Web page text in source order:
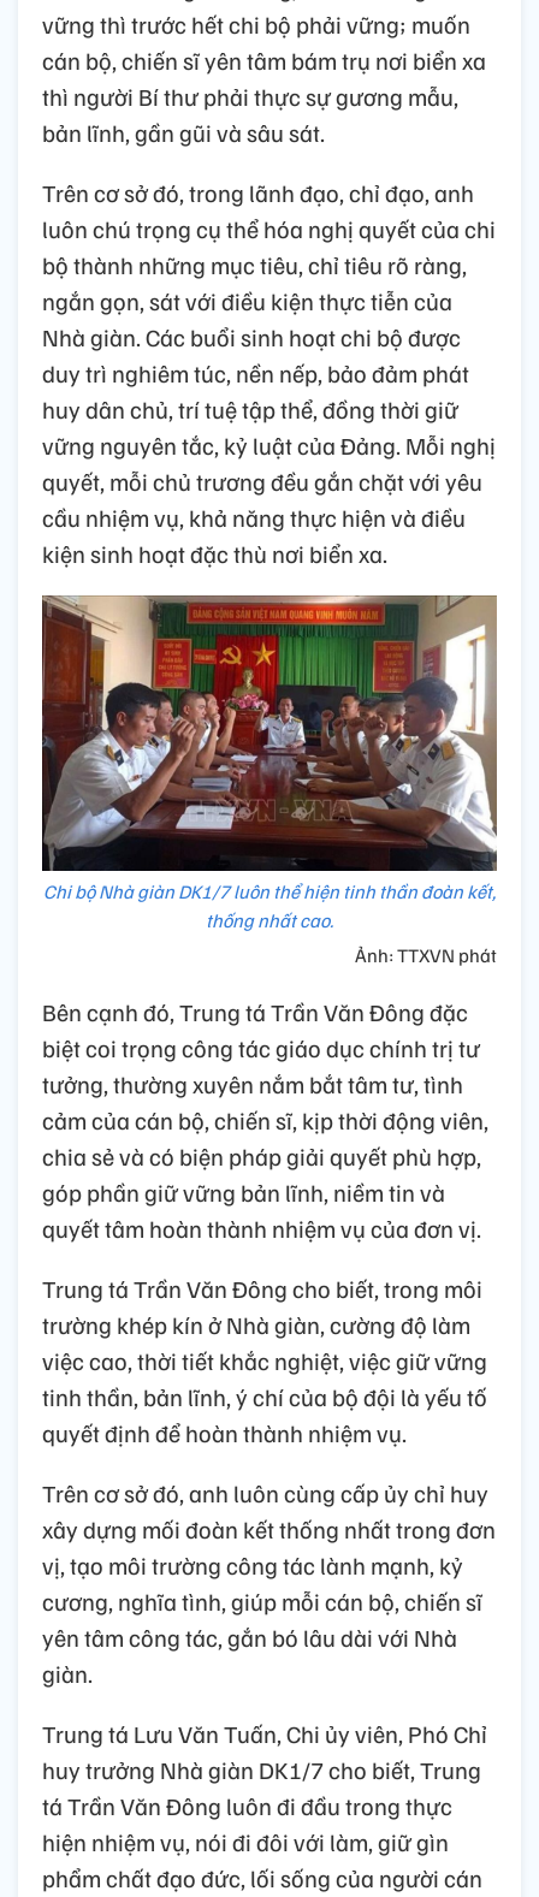
vững thì trước hết chi bộ phải vững; muốn
cán bộ, chiến sĩ yên tâm bám trụ nơi biển xa
thì người Bí thư phải thực sự gương mẫu,
bản lĩnh, gần gũi và sâu sát.
Trên cơ sở đó, trong lãnh đạo, chỉ đạo, anh
luôn chú trọng cụ thể hóa nghị quyết của chi
bộ thành những mục tiêu, chỉ tiêu rõ ràng,
ngắn gọn, sát với điều kiện thực tiễn của
Nhà giàn. Các buổi sinh hoạt chi bộ được
duy trì nghiêm túc, nền nếp, bảo đảm phát
huy dân chủ, trí tuệ tập thể, đồng thời giữ
vững nguyên tắc, kỷ luật của Đảng. Mỗi nghị
quyết, mỗi chủ trương đều gắn chặt với yêu
cầu nhiệm vụ, khả năng thực hiện và điều
kiện sinh hoạt đặc thù nơi biển xa.
Chi bộ Nhà giàn DK1/7 luôn thể hiện tinh thần đoàn kết,
thống nhất cao.
Ảnh: TTXVN phát
Bên cạnh đó, Trung tá Trần Văn Đông đặc
biệt coi trọng công tác giáo dục chính trị tư
tưởng, thường xuyên nắm bắt tâm tư, tình
cảm của cán bộ, chiến sĩ, kịp thời động viên,
chia sẻ và có biện pháp giải quyết phù hợp,
góp phần giữ vững bản lĩnh, niềm tin và
quyết tâm hoàn thành nhiệm vụ của đơn vị.
Trung tá Trần Văn Đông cho biết, trong môi
trường khép kín ở Nhà giàn, cường độ làm
việc cao, thời tiết khắc nghiệt, việc giữ vững
tinh thần, bản lĩnh, ý chí của bộ đội là yếu tố
quyết định để hoàn thành nhiệm vụ.
Trên cơ sở đó, anh luôn cùng cấp ủy chỉ huy
xây dựng mối đoàn kết thống nhất trong đơn
vị, tạo môi trường công tác lành mạnh, kỷ
cương, nghĩa tình, giúp mỗi cán bộ, chiến sĩ
yên tâm công tác, gắn bó lâu dài với Nhà
giàn.
Trung tá Lưu Văn Tuấn, Chi ủy viên, Phó Chỉ
huy trưởng Nhà giàn DK1/7 cho biết, Trung
tá Trần Văn Đông luôn đi đầu trong thực
hiện nhiệm vụ, nói đi đôi với làm, giữ gìn
phẩm chất đạo đức, lối sống của người cán